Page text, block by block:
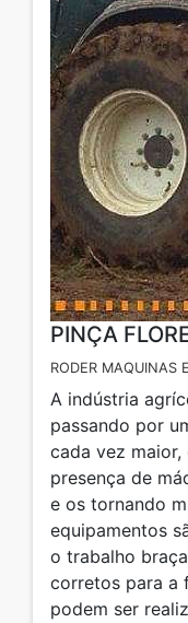
PINÇA
RODER MAQUINAS
A indústria
passando por
cada vez maior,
presença de
e os tornando
equipamentos
o trabalho
corretos para a
podem ser